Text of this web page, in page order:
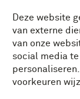
Deze website
van externe
van onze
social media
voorkeuren
Museum Vol